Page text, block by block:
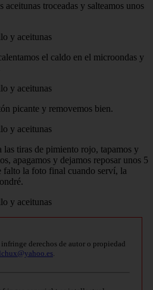
troceadas y salteamos unos
el caldo en el microondas y
picante y removemos bien.
tiras de pimiento rojo, tapamos y
apagamos y dejamos reposar unos 5
falto la foto final cuando serví, la
derechos de autor o propiedad
.